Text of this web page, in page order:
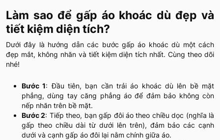
Làm sao để gấp áo khoác dù đẹp và
tiết kiệm diện tích?
Dưới đây là hướng dẫn các bước gấp áo khoác dù một cách
đẹp mắt, không nhăn và tiết kiệm diện tích nhất. Cùng theo dõi
nhé!
Bước 1: Đầu tiên, bạn cần trải áo khoác dù lên bề mặt
phẳng, dùng tay căng phẳng áo để đảm bảo không còn
nếp nhăn trên bề mặt.
Bước 2: Tiếp theo, bạn gấp đôi áo theo chiều dọc (nghĩa là
gấp theo chiều dài từ dưới lên trên), đảm bảo các cạnh
dưới và cạnh gấp áo đôi lại nằm chính giữa áo.